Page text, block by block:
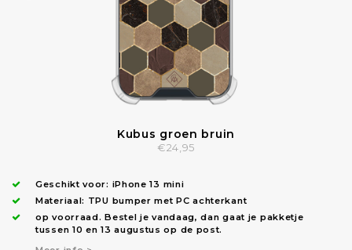
Kubus groen bruin
€24,95
Geschikt voor: iPhone 13 mini
Materiaal: TPU bumper met PC achterkant
op voorraad.Bestel je vandaag, dan gaat je pakketje
tussen 10 en 13 augustus op de post.